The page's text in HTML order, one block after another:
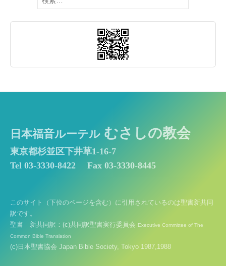
索:
日本福音ルーテル むさしの教会
東京都杉並区下井草1-16-7
Tel 03-3330-8422
Fax 03-3330-8445
このサイト（下位のページを含む）に引用されているのは聖書新共同
訳です。
聖書 新共同訳：(c)共同訳聖書実行委員会 Executive Committee of The
Common Bible Translation
(c)日本聖書協会 Japan Bible Society, Tokyo 1987,1988